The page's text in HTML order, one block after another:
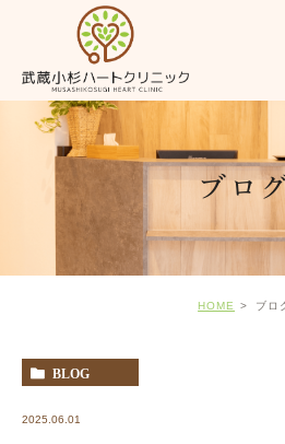
ブロ
HOME ブロ
BLOG
2025.06.01